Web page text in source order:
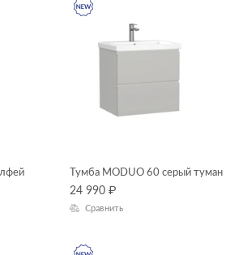
Тумба MODUO 60 серый туман
24 990 ₽
Сравнить